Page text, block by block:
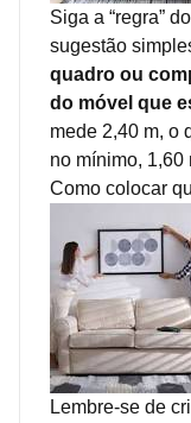
Siga a “regra”
sugestão
quadro ou
do móvel que
mede 2,40 m, o
no mínimo, 1,60
Como colocar
Lembre-se de